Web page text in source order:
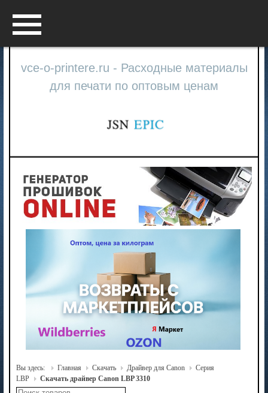
vce-o-printere.ru - Расходные материалы
для печати по оптовым ценам
Вы здесь: Главная Скачать Драйвер для Canon
Серия
LBP
Скачать драйвер Canon LBP 3310